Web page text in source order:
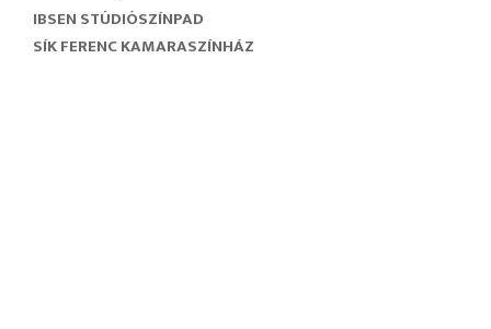
IBSEN STÚDIÓSZÍNPAD
SÍK FERENC KAMARASZÍNHÁZ